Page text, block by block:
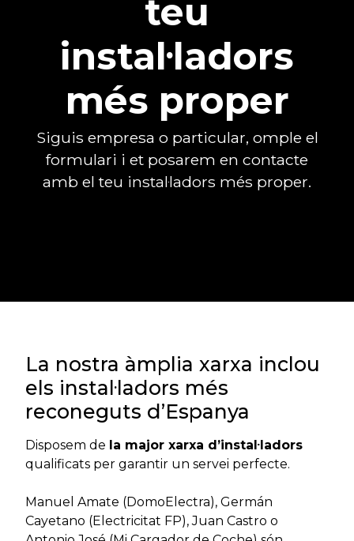
teu
instal·ladors
més proper
Siguis empresa o particular, omple el
formulari i et posarem en contacte
amb el teu instal·ladors més proper.
La nostra àmplia xarxa inclou
els instal·ladors més
reconeguts d’Espanya
Disposem de la major xarxa d’instal·ladors
qualificats per garantir un servei perfecte.
Manuel Amate (DomoElectra), Germán
Cayetano (Electricitat FP), Juan Castro o